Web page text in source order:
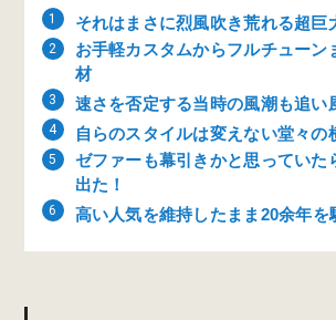
それはまさに烈風吹き荒れる超巨
お手軽カスタムからフルチューン
材
速さを否定する当時の風潮も追
自らのスタイルは変えない堂々の
ゼファーも幕引きかと思っていた
出た！
高い人気を維持したまま20余年